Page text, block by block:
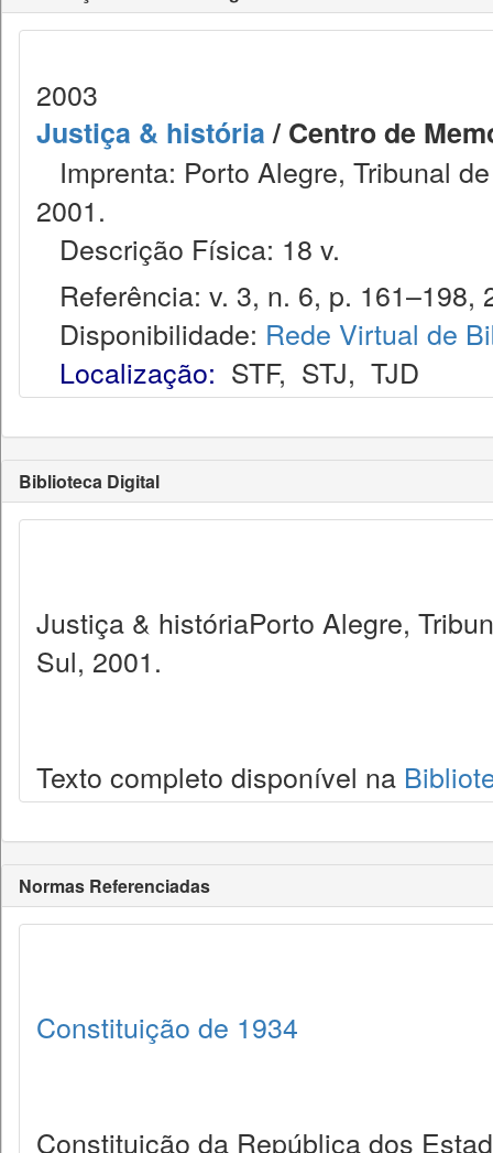
2003
Justiça & história/ Centro de
Imprenta: Porto Alegre, Tribunal
2001.
Descrição Física: 18 v.
Referência: v. 3, n. 6, p. 161–198,
Disponibilidade: Rede Virtual de
Localização: STF, STJ, TJD
Biblioteca Digital
Justiça & históriaPorto Alegre,
Sul, 2001.
Texto completo disponível na
Normas Referenciadas
Constituição de 1934
Constituição da República dos